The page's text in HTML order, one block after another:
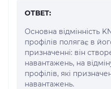
ОТВЕТ:
Основна відмінність
профілів полягає в
призначенні: він
навантажень, на
профілів, які
навантажень.